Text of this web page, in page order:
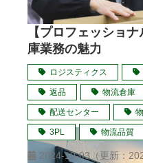
【プロフェッショ
庫業務の魅力
ロジスティクス
返品 物流倉庫
配送センター
3PL 物流品質
2024-10-03 （更新：